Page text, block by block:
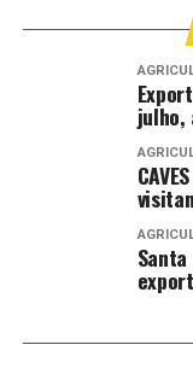
Nas demais áreas
próximos de 10
insuficientes para
umidade do solo,
temporariamente
As chuvas
Nordeste. Entre
Pernambuco,
mantém
frequentes ao
julho,